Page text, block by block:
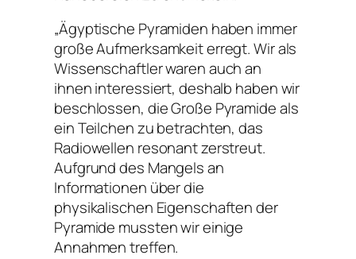
„Ägyptische Pyramiden haben immer
große Aufmerksamkeit erregt. Wir als
Wissenschaftler waren auch an
ihnen interessiert, deshalb haben wir
beschlossen, die Große Pyramide als
ein Teilchen zu betrachten, das
Radiowellen resonant zerstreut.
Aufgrund des Mangels an
Informationen über die
physikalischen Eigenschaften der
Pyramide mussten wir einige
Annahmen treffen.